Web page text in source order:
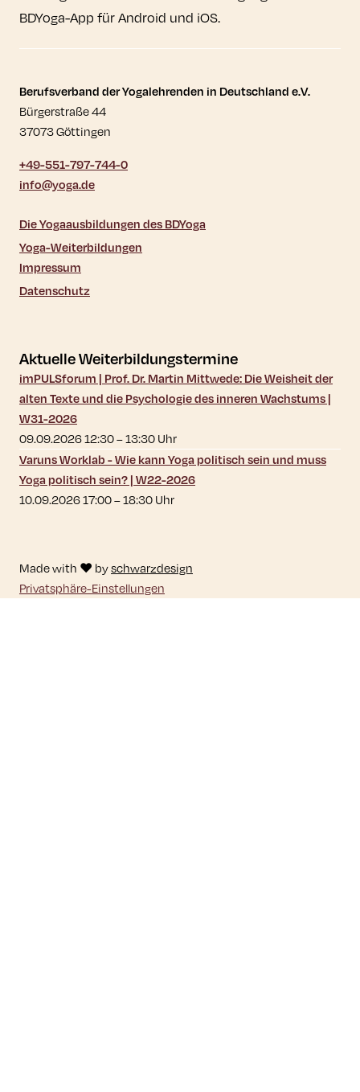
BDYoga-App für Android und iOS.
Kontaktdaten und weitere Links
Berufsverband der Yogalehrenden in Deutschland e.V.
Bürgerstraße 44
37073 Göttingen
+49-551-797-744-0
info@yoga.de
Die Yogaausbildungen des BDYoga
Yoga-Weiterbildungen
Impressum
Datenschutz
Aktuelle Weiterbildungstermine
imPULSforum | Prof. Dr. Martin Mittwede: Die Weisheit der
alten Texte und die Psychologie des inneren Wachstums |
W31-2026
09.09.2026 12:30–13:30Uhr
Varuns Worklab - Wie kann Yoga politisch sein und muss
Yoga politisch sein? | W22-2026
10.09.2026 17:00–18:30Uhr
Made with ♥ byschwarzdesign
Privatsphäre-Einstellungen